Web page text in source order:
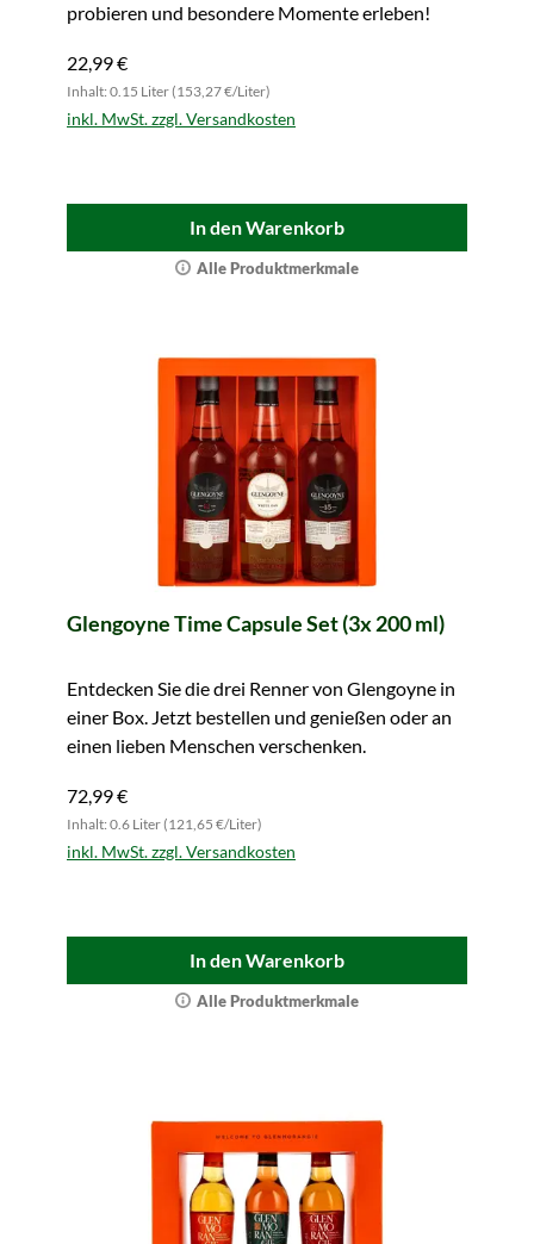
probieren und besondere Momente erleben!
22,99 €
Inhalt: 0.15 Liter (153,27 €/Liter)
inkl. MwSt. zzgl. Versandkosten
In den Warenkorb
Alle Produktmerkmale
Glengoyne Time Capsule Set (3x 200 ml)
Entdecken Sie die drei Renner von Glengoyne in
einer Box. Jetzt bestellen und genießen oder an
einen lieben Menschen verschenken.
72,99 €
Inhalt: 0.6 Liter (121,65 €/Liter)
inkl. MwSt. zzgl. Versandkosten
In den Warenkorb
Alle Produktmerkmale